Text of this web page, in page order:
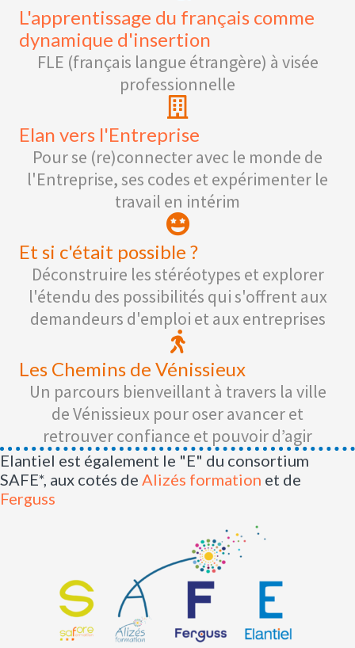
L'apprentissage du français comme
dynamique d'insertion
FLE (français langue étrangère) à visée
professionnelle
Elan vers l'Entreprise
Pour se (re)connecter avec le monde de
l'Entreprise, ses codes et expérimenter le
travail en intérim
Et si c'était possible ?
Déconstruire les stéréotypes et explorer
l'étendu des possibilités qui s'offrent aux
demandeurs d'emploi et aux entreprises
Les Chemins de Vénissieux
Un parcours bienveillant à travers la ville
de Vénissieux pour oser avancer et
retrouver confiance et pouvoir d’agir
Elantiel est également le "E" du consortium
SAFE*, aux cotés de Alizés formation et de
Ferguss